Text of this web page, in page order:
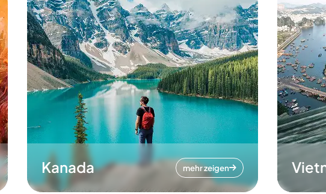
Kanada mehr zeigen